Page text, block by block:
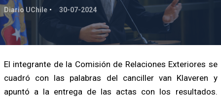
Diario UChile 30-07-2024
El integrante de la Comisión de Relaciones Exteriores se
cuadró con las palabras del canciller van Klaveren y
apuntó a la entrega de las actas con los resultados.